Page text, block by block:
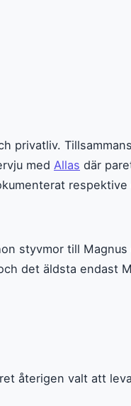
med Allas där
styvmor till
det äldsta endast
återigen valt att